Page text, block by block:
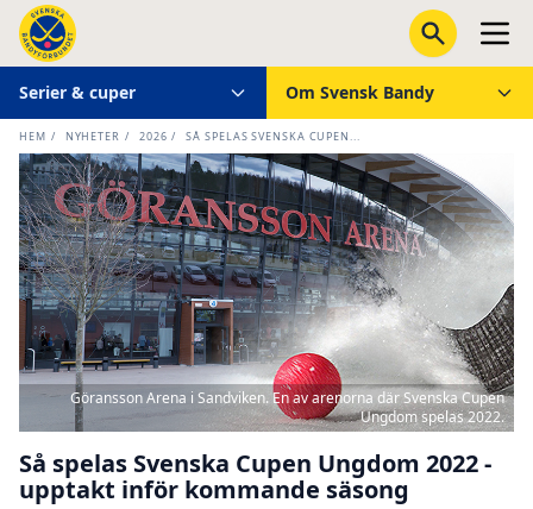
Serier & cuper Om Svensk Bandy
HEM / NYHETER / 2026 / SÅ SPELAS SVENSKA CUPEN...
Göransson Arena i Sandviken. En av arenorna där Svenska Cupen
Ungdom spelas 2022.
Så spelas Svenska Cupen Ungdom 2022 -
upptakt inför kommande säsong